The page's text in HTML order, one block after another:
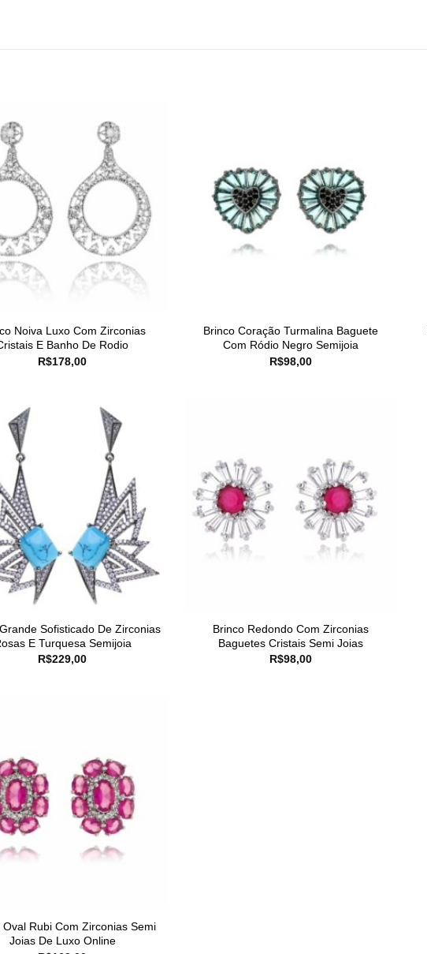
Noiva Luxo Com Zirconias
E Banho De Rodio
R$178,00
Brinco Coração Turmalina Baguete
Com Ródio Negro Semijoia
R$98,00
Sofisticado De Zirconias
E Turquesa Semijoia
R$229,00
Brinco Redondo Com Zirconias
Baguetes Cristais Semi Joias
R$98,00
Oval Rubi Com Zirconias Semi
Joias De Luxo Online